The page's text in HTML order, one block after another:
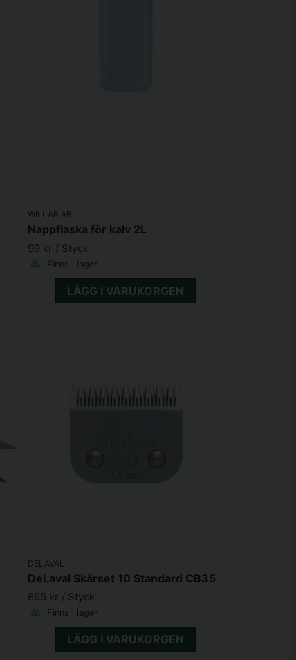
WILLAB AB
Nappflaska för kalv 2L
99 kr / Styck
Finns i lager
LÄGG I VARUKORGEN
DELAVAL
DeLaval Skärset 10 Standard CB35
865 kr / Styck
Finns i lager
LÄGG I VARUKORGEN